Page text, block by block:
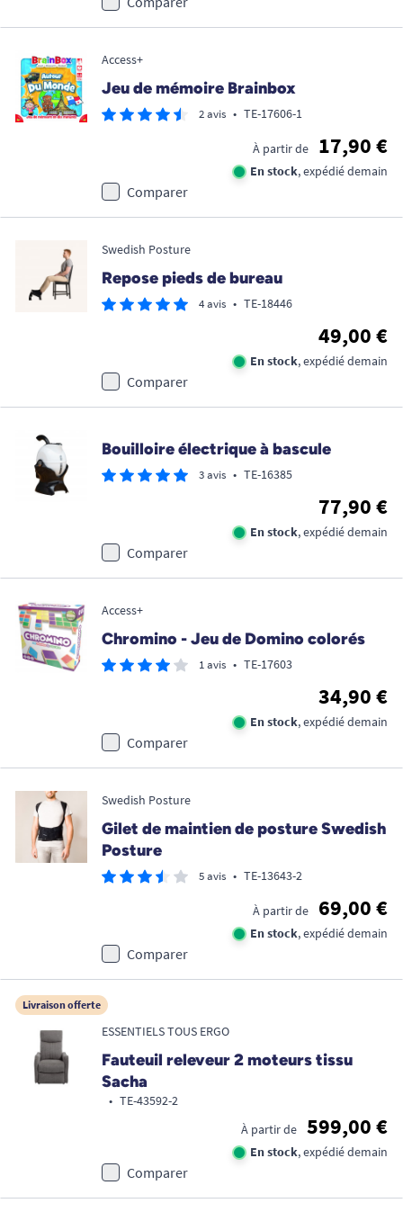
Access+
Jeu de mémoire Brainbox
2 avis • TE-17606-1
À partir de 17,90 €
En stock, expédié demain
Comparer
Swedish Posture
Repose pieds de bureau
4 avis • TE-18446
49,00 €
En stock, expédié demain
Comparer
Bouilloire électrique à bascule
3 avis • TE-16385
77,90 €
En stock, expédié demain
Comparer
Access+
Chromino - Jeu de Domino colorés
1 avis • TE-17603
34,90 €
En stock, expédié demain
Comparer
Swedish Posture
Gilet de maintien de posture Swedish
Posture
5 avis • TE-13643-2
À partir de 69,00 €
En stock, expédié demain
Comparer
Livraison offerte
ESSENTIELS TOUS ERGO
Fauteuil releveur 2 moteurs tissu
Sacha
• TE-43592-2
À partir de
599,00 €
En stock, expédié demain
Comparer